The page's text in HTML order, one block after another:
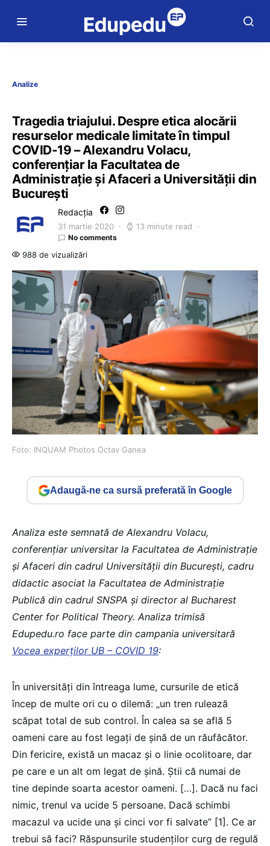
Analize
Tragedia triajului. Despre etica alocării
resurselor medicale limitate în timpul
COVID-19 – Alexandru Volacu,
conferențiar la Facultatea de
Administrație și Afaceri a Universității din
București
Redacția
31 martie 2020 13 minute read
No comments
988 de vizualizări
Foto: INQUAM Photos Octav Ganea
Adaugă-ne ca sursă preferată în Google
Analiza este semnată de Alexandru Volacu,
conferențiar universitar la Facultatea de Administrație
și Afaceri din cadrul Universității din București, cadru
didactic asociat la Facultatea de Administrație
Publică din cadrul SNSPA și director al Bucharest
Center for Political Theory. Analiza trimisă
Edupedu.ro face parte din campania universitară
Vocea experților UB – COVID 19:
În universități din întreaga lume, cursurile de etică
încep de multe ori cu o dilemă: „un tren rulează
scăpat total de sub control. În calea sa se află 5
oameni care au fost legați de șină de un răufăcător.
Din fericire, există un macaz și o linie ocolitoare, dar
pe care e un alt om legat de șină. Știi că numai de
tine depinde soarta acestor oameni. […]. Dacă nu faci
nimic, trenul va ucide 5 persoane. Dacă schimbi
macazul va ucide una și cinci vor fi salvate” [1]. Ce ar
trebui să faci? Răspunsurile studenților curg de regulă